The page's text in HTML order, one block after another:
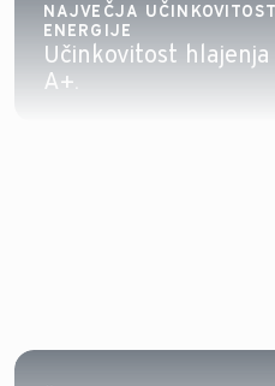
NAJVEČJA
ENERGIJE
Učinkovitost
A+.